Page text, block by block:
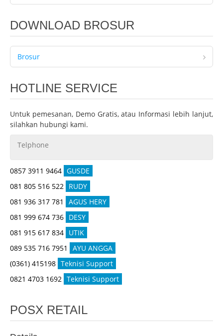
DOWNLOAD BROSUR
Brosur
HOTLINE SERVICE
Untuk pemesanan, Demo Gratis, atau Informasi lebih lanjut,
silahkan hubungi kami.
Telphone
0857 3911 9464 GUSDE
081 805 516 522 RUDY
081 936 317 781
AGUS HERY
081 999 674 736 DESY
081 915 617 834 UTIK
089 535 716 7951
AYU ANGGA
(0361) 415198 Teknisi Support
0821 4703 1692 Teknisi Support
POSX RETAIL